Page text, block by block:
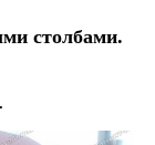
столбами.